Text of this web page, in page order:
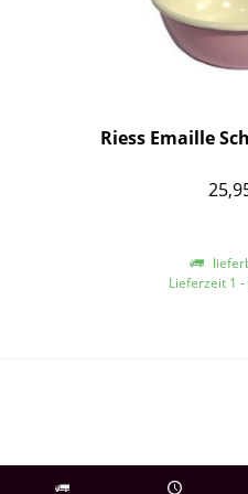
Riess Emaille
Lieferzeit 1